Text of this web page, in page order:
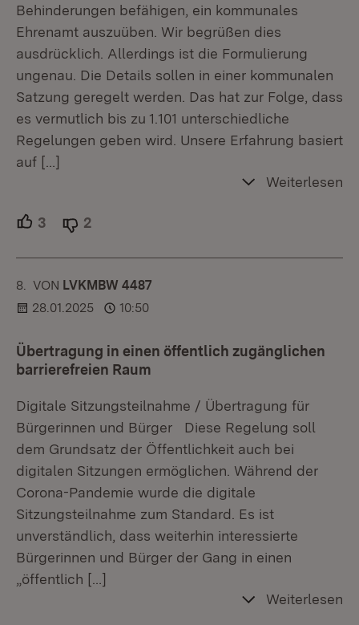
Behinderungen befähigen, ein kommunales
Ehrenamt auszuüben. Wir begrüßen dies
ausdrücklich. Allerdings ist die Formulierung
ungenau. Die Details sollen in einer kommunalen
Satzung geregelt werden. Das hat zur Folge, dass
es vermutlich bis zu 1.101 unterschiedliche
Regelungen geben wird. Unsere Erfahrung basiert
auf […]
Weiterlesen
3 Unterstützer.
2
8. KOMMENTAR
VON :LVKMBW 4487
28.01.2025
10:50
Übertragung in einen öffentlich zugänglichen
barrierefreien Raum
Digitale Sitzungsteilnahme / Übertragung für
Bürgerinnen und Bürger Diese Regelung soll
dem Grundsatz der Öffentlichkeit auch bei
digitalen Sitzungen ermöglichen. Während der
Corona-Pandemie wurde die digitale
Sitzungsteilnahme zum Standard. Es ist
unverständlich, dass weiterhin interessierte
Bürgerinnen und Bürger der Gang in einen
„öffentlich […]
Weiterlesen